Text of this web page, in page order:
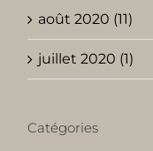
août 2020 (11)
juillet 2020 (1)
Catégories